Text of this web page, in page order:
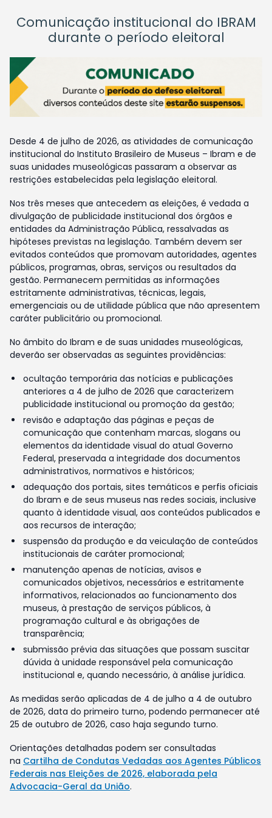
Comunicação institucional do IBRAM
durante o período eleitoral
Desde 4 de julho de 2026, as atividades de comunicação
institucional do Instituto Brasileiro de Museus – Ibram e de
suas unidades museológicas passaram a observar as
restrições estabelecidas pela legislação eleitoral.
Nos três meses que antecedem as eleições, é vedada a
divulgação de publicidade institucional dos órgãos e
entidades da Administração Pública, ressalvadas as
hipóteses previstas na legislação. Também devem ser
evitados conteúdos que promovam autoridades, agentes
públicos, programas, obras, serviços ou resultados da
gestão. Permanecem permitidas as informações
estritamente administrativas, técnicas, legais,
emergenciais ou de utilidade pública que não apresentem
caráter publicitário ou promocional.
No âmbito do Ibram e de suas unidades museológicas,
deverão ser observadas as seguintes providências:
ocultação temporária das notícias e publicações
anteriores a 4 de julho de 2026 que caracterizem
publicidade institucional ou promoção da gestão;
revisão e adaptação das páginas e peças de
comunicação que contenham marcas, slogans ou
elementos da identidade visual do atual Governo
Federal, preservada a integridade dos documentos
administrativos, normativos e históricos;
adequação dos portais, sites temáticos e perfis oficiais
do Ibram e de seus museus nas redes sociais, inclusive
quanto à identidade visual, aos conteúdos publicados e
aos recursos de interação;
suspensão da produção e da veiculação de conteúdos
institucionais de caráter promocional;
manutenção apenas de notícias, avisos e
comunicados objetivos, necessários e estritamente
informativos, relacionados ao funcionamento dos
museus, à prestação de serviços públicos, à
programação cultural e às obrigações de
transparência;
submissão prévia das situações que possam suscitar
dúvida à unidade responsável pela comunicação
institucional e, quando necessário, à análise jurídica.
As medidas serão aplicadas de 4 de julho a 4 de outubro
de 2026, data do primeiro turno, podendo permanecer até
25 de outubro de 2026, caso haja segundo turno.
Orientações detalhadas podem ser consultadas
na Cartilha de Condutas Vedadas aos Agentes Públicos
Federais nas Eleições de 2026, elaborada pela
Advocacia-Geral da União.